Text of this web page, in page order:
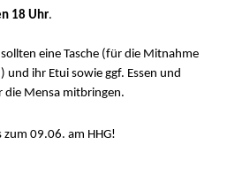
18 Uhr.
eine Tasche (für die Mitnahme
und ihr Etui sowie ggf. Essen und
die Mensa mitbringen.
zum 09.06. am HHG!